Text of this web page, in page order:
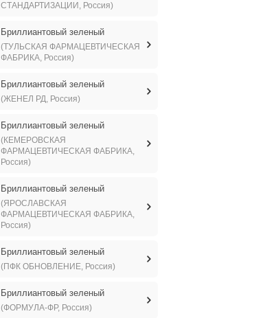
СТАНДАРТИЗАЦИИ, Россия)
Бриллиантовый зеленый
(ТУЛЬСКАЯ ФАРМАЦЕВТИЧЕСКАЯ
ФАБРИКА, Россия)
Бриллиантовый зеленый
(ЖЕНЕЛ РД, Россия)
Бриллиантовый зеленый
(КЕМЕРОВСКАЯ
ФАРМАЦЕВТИЧЕСКАЯ ФАБРИКА,
Россия)
Бриллиантовый зеленый
(ЯРОСЛАВСКАЯ
ФАРМАЦЕВТИЧЕСКАЯ ФАБРИКА,
Россия)
Бриллиантовый зеленый
(ПФК ОБНОВЛЕНИЕ, Россия)
Бриллиантовый зеленый
(ФОРМУЛА-ФР, Россия)